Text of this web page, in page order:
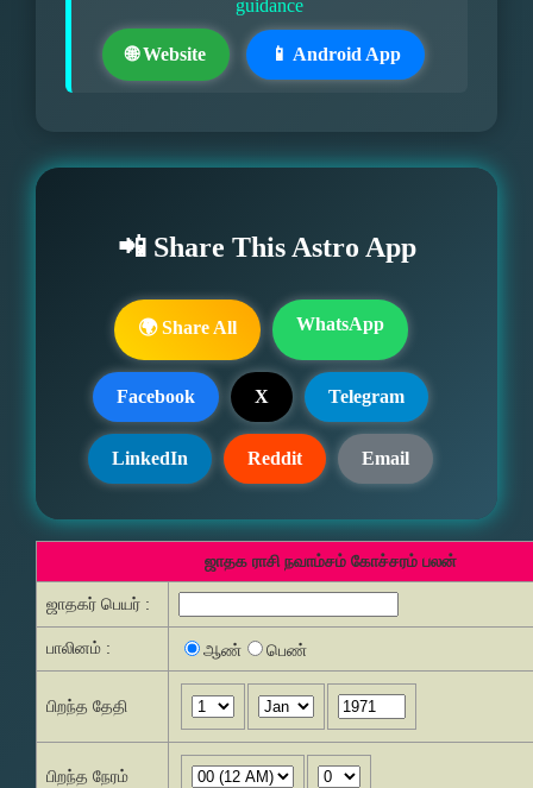
guidance
🌐 Website 📱 Android App
📲 Share This Astro App
🌍 Share All WhatsApp
Facebook X Telegram
LinkedIn Reddit Email
ஜாதக ராசி நவாம்சம் கோச்சரம் பலன்
ஜாதகர் பெயர் :
பாலினம் : ஆண் பெண்
பிறந்த தேதி
பிறந்த நேரம்